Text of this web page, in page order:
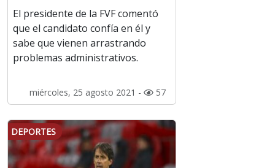
El presidente de la FVF comentó
que el candidato confía en él y
sabe que vienen arrastrando
problemas administrativos.
miércoles, 25 agosto 2021 - 57
DEPORTES